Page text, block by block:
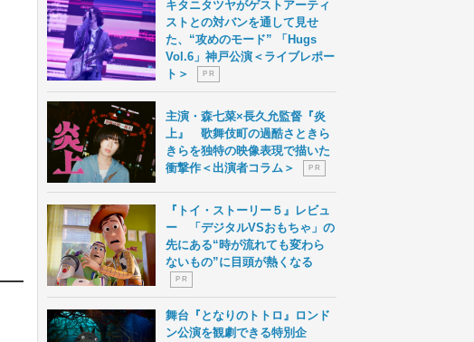
キタニタツヤがゲストアーティ
ストとの対バンを通して見せ
た、“攻めのモード” 「Hugs
Vol.6」神戸公演＜ライブレポー
ト＞
P R
主演・森七菜×長久允監督『炎
上』 歌舞伎町の過酷さときら
きらを独特の映像表現で描いた
衝撃作＜出演者コラム＞
P R
『トイ・ストーリー５』レビュ
ー 「デジタルVSおもちゃ」の
先にある“時が流れても変わら
ないもの”に目頭が熱くなる
P R
舞台『となりのトトロ』ロンド
ン公演を観劇できる特別企